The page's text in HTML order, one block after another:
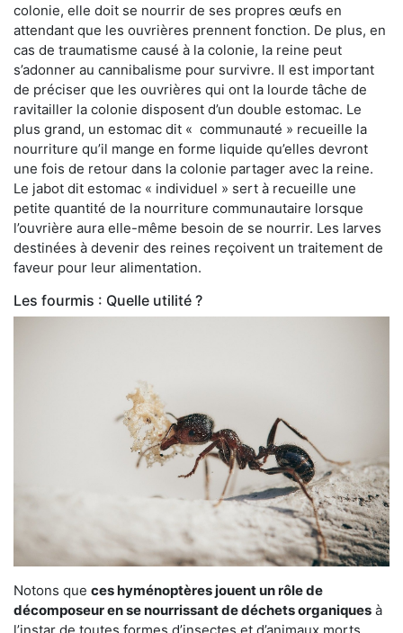
colonie, elle doit se nourrir de ses propres œufs en
attendant que les ouvrières prennent fonction. De plus, en
cas de traumatisme causé à la colonie, la reine peut
s’adonner au cannibalisme pour survivre. Il est important
de préciser que les ouvrières qui ont la lourde tâche de
ravitailler la colonie disposent d’un double estomac. Le
plus grand, un estomac dit « communauté » recueille la
nourriture qu’il mange en forme liquide qu’elles devront
une fois de retour dans la colonie partager avec la reine.
Le jabot dit estomac « individuel » sert à recueille une
petite quantité de la nourriture communautaire lorsque
l’ouvrière aura elle-même besoin de se nourrir. Les larves
destinées à devenir des reines reçoivent un traitement de
faveur pour leur alimentation.
Les fourmis : Quelle utilité ?
Notons que ces hyménoptères jouent un rôle de
décomposeur en se nourrissant de déchets organiques à